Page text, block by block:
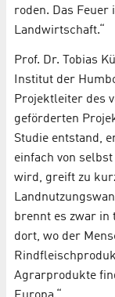
roden. Das Feuer
Landwirtschaft.“
Prof. Dr. Tobias
Institut der
Projektleiter des
geförderten
Studie entstand,
einfach von
wird, greift zu
brennt es zwar in
dort, wo der
Agrarprodukte